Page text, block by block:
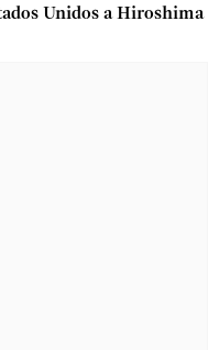
Unidos a Hiroshima